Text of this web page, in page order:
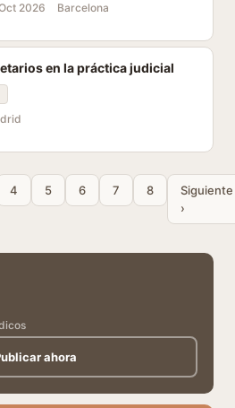
2026 Barcelona
en la práctica judicial
4 5 6 7 8
Siguiente
›
ahora